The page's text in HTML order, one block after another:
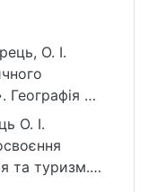
О. І.
та
267
О. І.
та туризм.